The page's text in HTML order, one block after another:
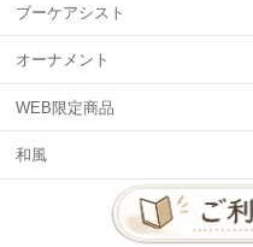
ブーケアシスト
オーナメント
WEB限定商品
和風